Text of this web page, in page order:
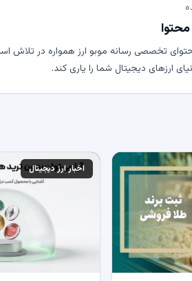
تخصصی رسانه موبو ارز همواره در تلاش
ارزهای دیجیتال شما را یاری کند.
اخبار ارز دیجیتال